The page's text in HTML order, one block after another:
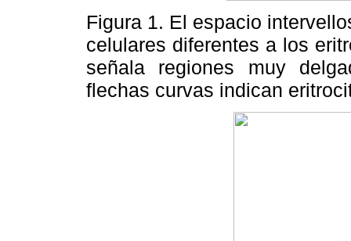
Figura 1. El espacio
celulares diferentes a los
señala regiones muy
flechas curvas indican